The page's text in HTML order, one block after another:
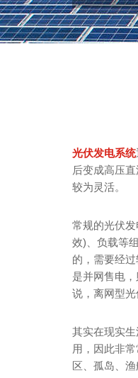
光伏发电系统
后变成高压
较为灵活。
常规的光伏
效)、负载等
的，需要经
是并网售电
说，离网型
其实在现实
用，因此非
区、孤岛、